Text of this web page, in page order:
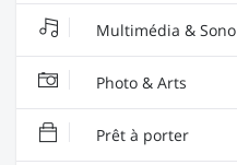
Multimédia & Sono
Photo & Arts
Prêt à porter